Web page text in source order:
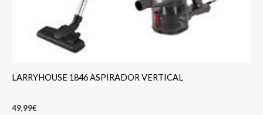
LARRYHOUSE 1846 ASPIRADOR VERTICAL
49,99€